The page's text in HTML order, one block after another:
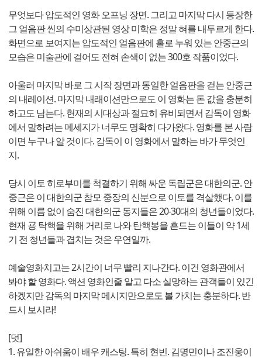
무엇보다 압도적인 영화 오프닝 장면. 그리고 마지막 다시 등장한
그 얼음판 씬의 수미상관된 영상 미학은 정말 혀를 내두르게 한다.
화면으로 보여지는 압도적인 얼음판에 홀로 누워 있는 안중근의
모습은 미술관에 걸어도 전혀 손색이 없는 300호 작품이었다.
아울러 마지막 바로 그 시작 장면과 동일한 얼음판을 걷는 안중근
의 내레이션. 마지막 내래이션만으로도 이 영화는 돈 값을 충분히
하고도 남는다. 현재의 시대상과 절묘히 유비되면서 감독이 영화
에서 말하려는 메세지가 너무도 명확히 다가왔다. 영화를 본 사람
이면 누구나 알 것이다. 감독이 이 영화에서 말하는 바가 무엇인
지.
당시 이토 히로부미를 척결하기 위해 싸운 독립군은 대한의군. 안
중근은 이 대한의군 참모 중장의 신분으로 이토를 격살했다. 이를
위해 이름 없이 숨진 대한의군 동지들은 20-30대의 청년들이었다.
현재 굥 탁핵을 위해 거리로 나와 탄핵봉을 흔드는 이들이 약 1세
기 전 청년들과 겹치는 것은 우연일까.
예술영화치고는 2시간이 너무 빨리 지나간다. 이건 영화관에서
봐야 할 영화다. 액션 영화인줄 알고 다소 실망하는 관객들이 있긴
하겠지만 감독의 마지막 메시지만으로도 볼 가치는 충분하다. 반
드시 보시라!
[덧]
1. 유일한 아쉬움이 배우 캐스팅. 특히 현빈. 김명민이나 조진웅이